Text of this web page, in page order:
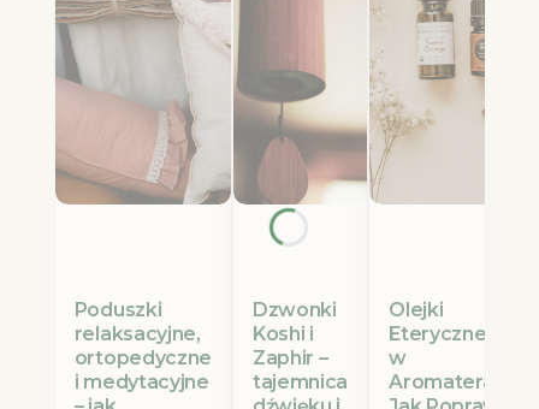
Poduszki
relaksacyjne,
ortopedyczne
i medytacyjne
Dzwonki
Koshi i
Zaphir –
tajemnica
Olejki
Eteryczne Etja
w
Aromaterapii: